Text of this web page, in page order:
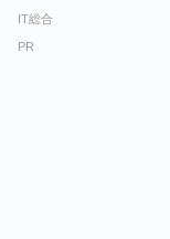
IT総合
PR